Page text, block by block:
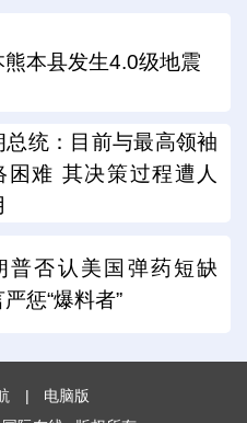
熊本县发生4.0级地震
总统：目前与最高领袖
困难 其决策过程遭人
普否认美国弹药短缺
惩“爆料者”
|
电脑版